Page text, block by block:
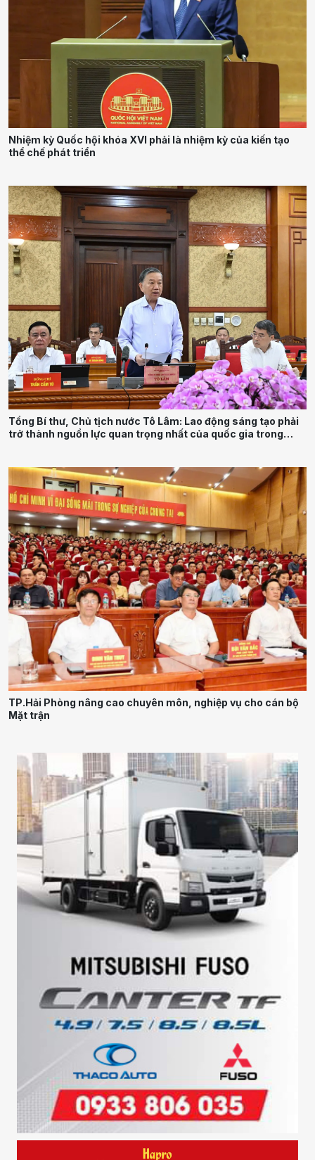
Nhiệm kỳ Quốc hội khóa XVI phải là nhiệm kỳ của kiến tạo
thể chế phát triển
Tổng Bí thư, Chủ tịch nước Tô Lâm: Lao động sáng tạo phải
trở thành nguồn lực quan trọng nhất của quốc gia trong
TP.Hải Phòng nâng cao chuyên môn, nghiệp vụ cho cán bộ
Mặt trận